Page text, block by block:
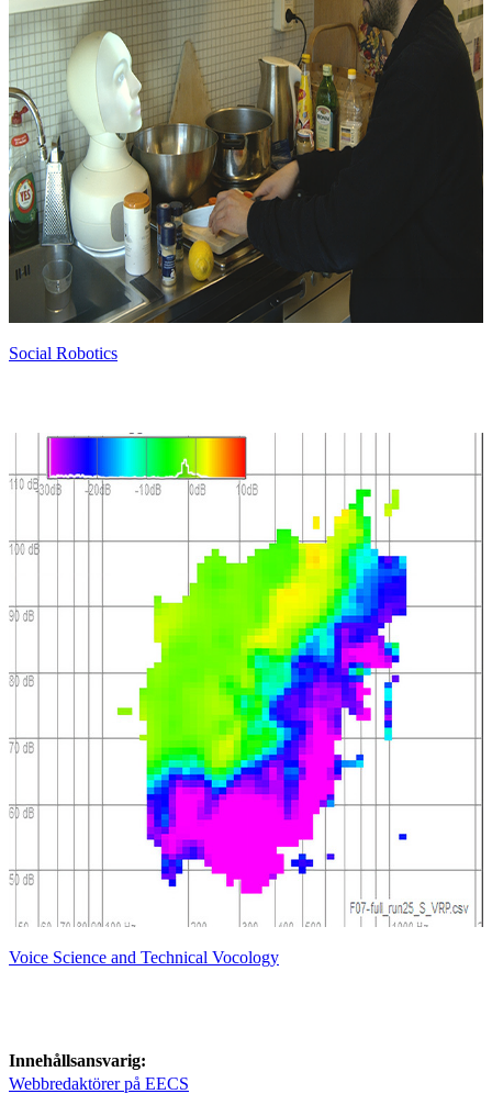
Social Robotics
Voice Science and Technical Vocology
Innehållsansvarig:
Webbredaktörer på EECS